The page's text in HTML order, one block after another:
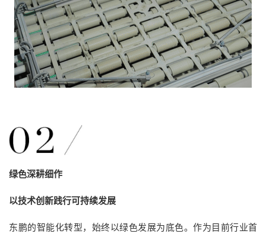
绿色深耕细作
以技术创新践行可持续发展
东鹏的智能化转型，始终以绿色发展为底色。作为目前行业首